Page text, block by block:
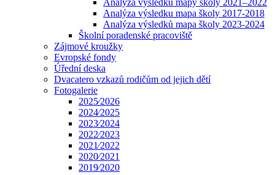
Analýza výsledku mapy školy 2021–2022
Analýza výsledku mapa školy 2017-2018
Analýza výsledků mapa školy 2023-2024
Školní poradenské pracoviště
Zájmové kroužky
Evropské fondy
Úřední deska
Dvacatero vzkazů rodičům od jejich dětí
Fotogalerie
2025⁄2026
2024⁄2025
2023⁄2024
2022⁄2023
2021⁄2022
2020⁄2021
2019⁄2020